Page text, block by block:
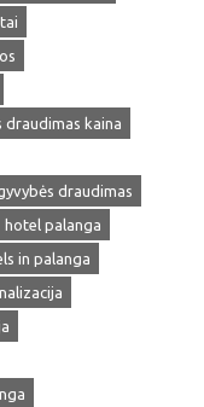
draudimas kaina
draudimas
hotel palanga
in palanga